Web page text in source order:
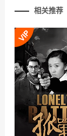
相关推荐